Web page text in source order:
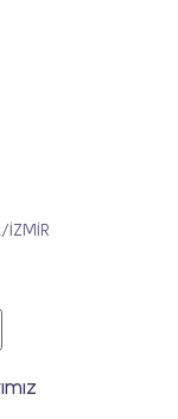
İZMİR